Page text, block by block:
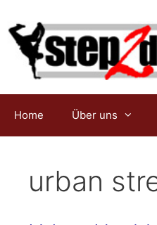
Inhalt
springen
Home Über uns
urban